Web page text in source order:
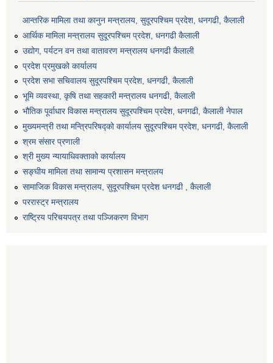
आन्तरिक मामिला तथा कानुन मन्त्रालय, सुदूरपश्चिम प्रदेश, धनगढी, कैलाली
आर्थिक मामिला मन्त्रालय सुदूरपश्चिम प्रदेश, धनगढी कैलाली
उद्योग, पर्यटन वन तथा वातावरण मन्त्रालय धनगढी कैलाली
प्रदेश प्रमुखको कार्यालय
प्रदेश सभा सचिवालय सुदूरपश्‍चिम प्रदेश, धनगढी, कैलाली
भूमि व्यवस्था, कृषि तथा सहकारी मन्त्रालय धनगढी, कैलाली
भौतिक पूर्वाधार विकास मन्त्रालय सुदूरपश्चिम प्रदेश, धनगढी, कैलाली नेपाल
मुख्यमन्त्री तथा मन्त्रिपरिषद्को कार्यालय सुदूरपश्चिम प्रदेश, धनगढी, कैलाली
श्रम संसार प्रणाली
श्री मुख्य न्यायाधिवक्ताको कार्यालय
सङ्‍घीय मामिला तथा सामान्य प्रशासन मन्त्रालय
सामाजिक विकास मन्त्रालय, सुदूरपश्चिम प्रदेश धनगढी , कैलाली
पररास्ट्र मन्त्रालय
राष्ट्रिय परिचयपत्र तथा पञ्जिकरण विभाग